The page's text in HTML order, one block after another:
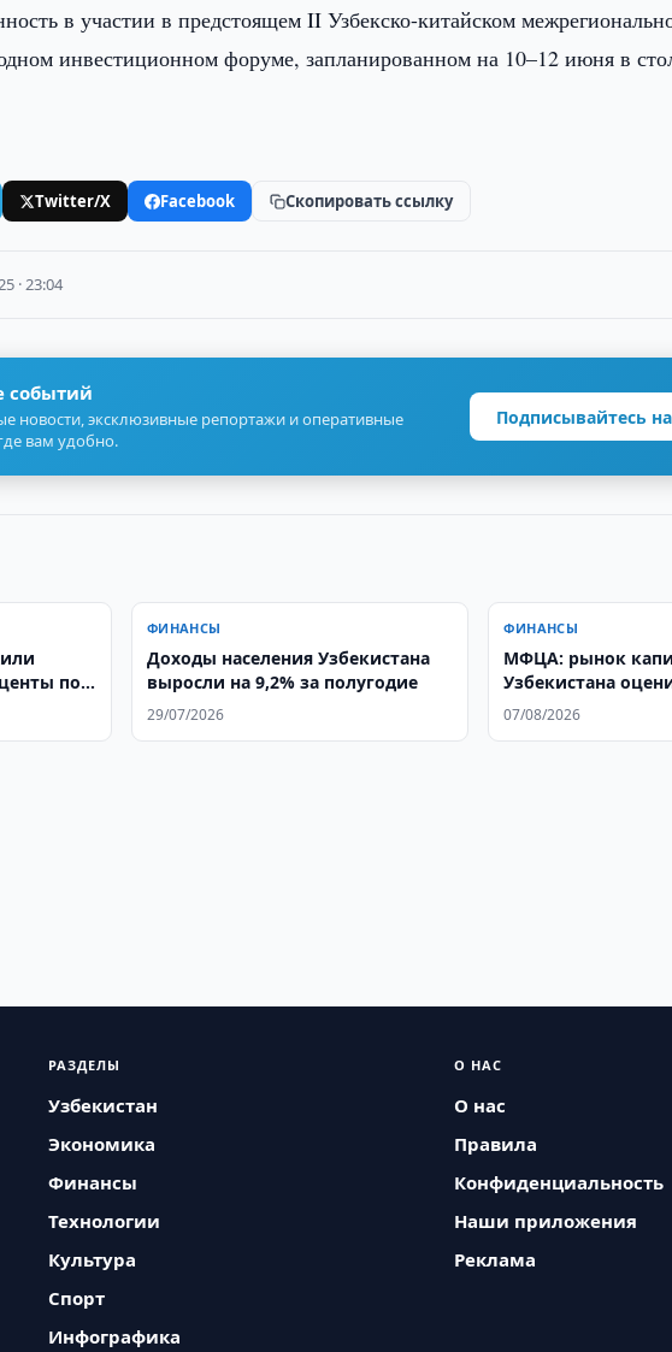
в участии в предстоящем II Узбекско-китайском
инвестиционном форуме, запланированном на 10–12 июня в
Twitter/X Facebook Скопировать ссылку
· 23:04
событий
новости, эксклюзивные репортажи и оперативные
вам удобно.
Подписывайтесь
по
ФИНАНСЫ
Доходы населения Узбекистана
выросли на 9,2% за полугодие
29/07/2026
ФИНАНСЫ
МФЦА: рынок
Узбекистана
07/08/2026
РАЗДЕЛЫ
Узбекистан
Экономика
Финансы
Технологии
Культура
Спорт
Инфографика
О НАС
О нас
Правила
Конфиденциальность
Наши приложения
Реклама